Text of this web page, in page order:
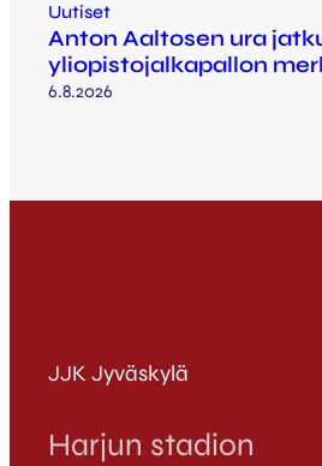
Uutiset
Anton Aaltosen ura
yliopistojalkapallon
6.8.2026
JJK Jyväskylä
Harjun stadion